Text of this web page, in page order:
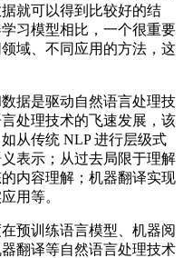
就可以得到比较好的结
习模型相比，一个很重要
域、不同应用的方法，这
据是驱动自然语言处理技
处理技术的飞速发展，该
从传统 NLP 进行层级式
表示；从过去局限于理解
内容理解；机器翻译实现
用等。
训练语言模型、机器阅
翻译等自然语言处理技术